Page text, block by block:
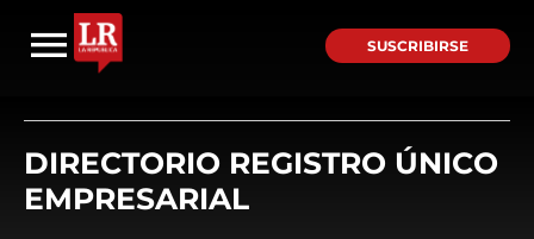
SUSCRIBIRSE
DIRECTORIO REGISTRO ÚNICO
EMPRESARIAL